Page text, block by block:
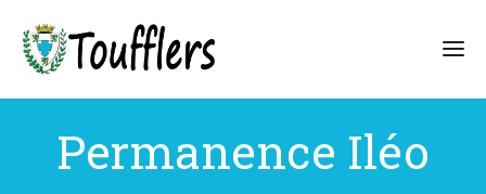
Permanence Iléo